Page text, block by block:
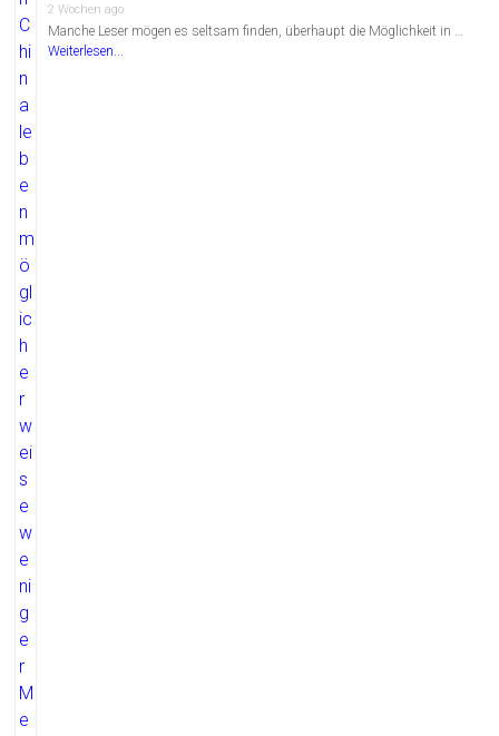
2 Wochen ago
Manche Leser mögen es seltsam finden, überhaupt die Möglichkeit in …
Weiterlesen...